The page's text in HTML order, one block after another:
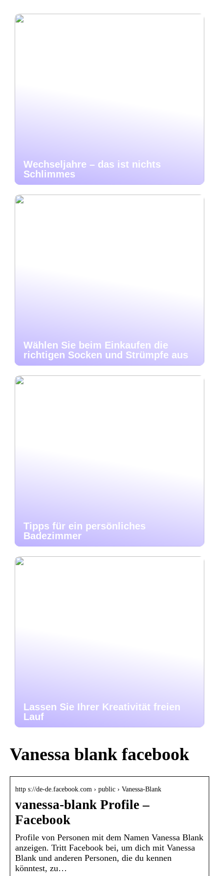
Wechseljahre – das ist nichts
Schlimmes
Wählen Sie beim Einkaufen die
richtigen Socken und Strümpfe aus
Tipps für ein persönliches
Badezimmer
Lassen Sie Ihrer Kreativität freien
Lauf
Vanessa blank facebook
http s://de-de.facebook.com › public › Vanessa-Blank
vanessa-blank Profile –
Facebook
Profile von Personen mit dem Namen Vanessa Blank
anzeigen. Tritt Facebook bei, um dich mit Vanessa
Blank und anderen Personen, die du kennen
könntest, zu…